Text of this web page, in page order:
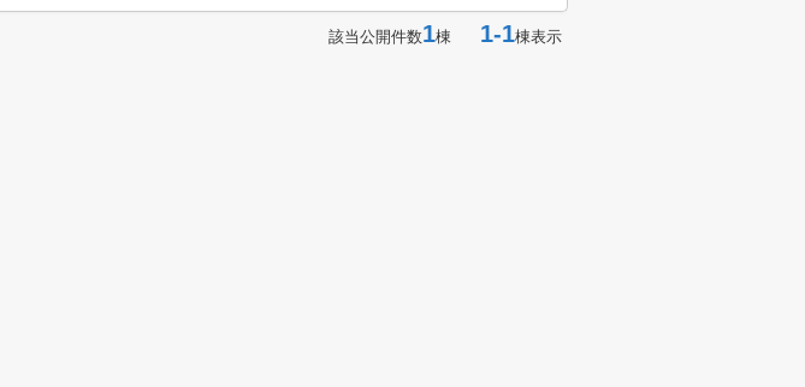
該当公開件数1棟 1-1棟表示